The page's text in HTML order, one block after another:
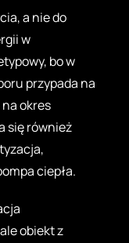
a nie do
w
bo w
przypada na
okres
się również
ciepła.
obiekt z